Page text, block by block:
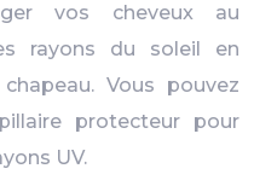
vos cheveux au
rayons du soleil en
Vous pouvez
protecteur pour
UV.